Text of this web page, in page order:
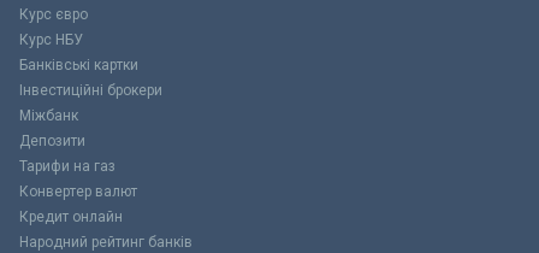
Курс євро
Курс НБУ
Банківські картки
Інвестиційні брокери
Міжбанк
Депозити
Тарифи на газ
Конвертер валют
Кредит онлайн
Народний рейтинг банків